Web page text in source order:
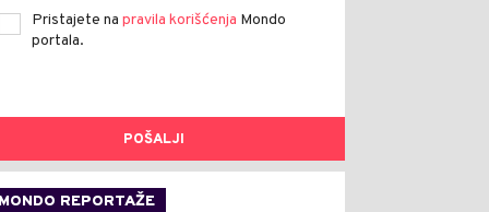
Pristajete na pravila korišćenja Mondo
portala.
POŠALJI
MONDO REPORTAŽE